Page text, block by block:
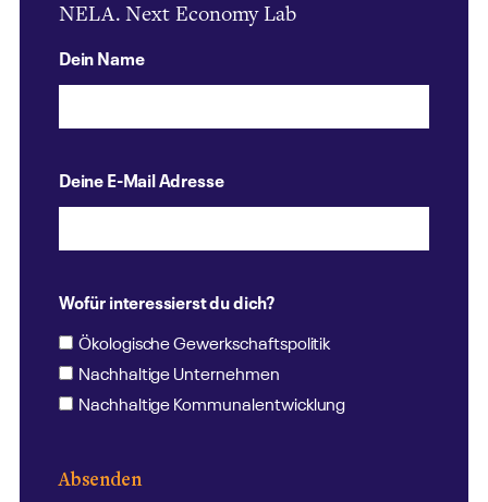
NELA. Next Economy Lab
Dein Name
Deine E-Mail Adresse
Wofür interessierst du dich?
Ökologische Gewerkschaftspolitik
Nachhaltige Unternehmen
Nachhaltige Kommunalentwicklung
Absenden